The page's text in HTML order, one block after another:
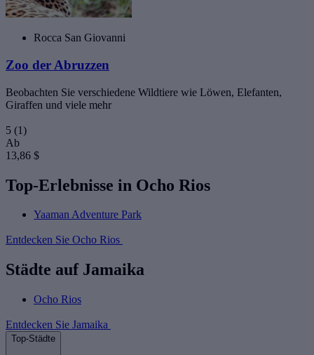
Rocca San Giovanni
Zoo der Abruzzen
Beobachten Sie verschiedene Wildtiere wie Löwen, Elefanten,
Giraffen und viele mehr
5 (1)
Ab
13,86 $
Top-Erlebnisse in Ocho Rios
Yaaman Adventure Park
Entdecken Sie Ocho Rios
Städte auf Jamaika
Ocho Rios
Entdecken Sie Jamaika
Top-Städte